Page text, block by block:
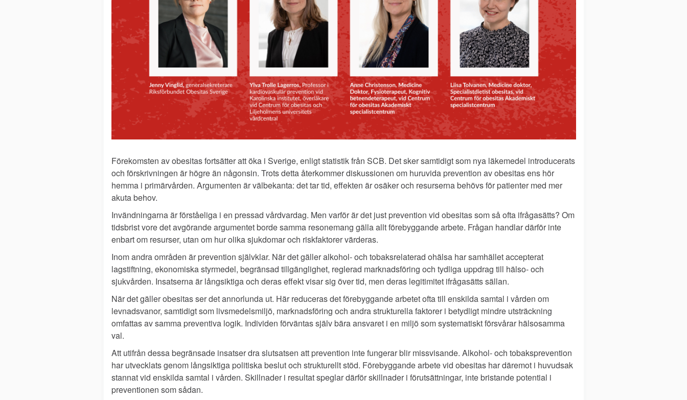
Förekomsten av obesitas fortsätter att öka i Sverige, enligt statistik från SCB. Det sker samtidigt som nya läkemedel introducerats
och förskrivningen är högre än någonsin. Trots detta återkommer diskussionen om huruvida prevention av obesitas ens hör
hemma i primärvården. Argumenten är välbekanta: det tar tid, effekten är osäker och resurserna behövs för patienter med mer
akuta behov.
Invändningarna är förståeliga i en pressad vårdvardag. Men varför är det just prevention vid obesitas som så ofta ifrågasätts? Om
tidsbrist vore det avgörande argumentet borde samma resonemang gälla allt förebyggande arbete. Frågan handlar därför inte
enbart om resurser, utan om hur olika sjukdomar och riskfaktorer värderas.
Inom andra områden är prevention självklar. När det gäller alkohol- och tobaksrelaterad ohälsa har samhället accepterat
lagstiftning, ekonomiska styrmedel, begränsad tillgänglighet, reglerad marknadsföring och tydliga uppdrag till hälso- och
sjukvården. Insatserna är långsiktiga och deras effekt visar sig över tid, men deras legitimitet ifrågasätts sällan.
När det gäller obesitas ser det annorlunda ut. Här reduceras det förebyggande arbetet ofta till enskilda samtal i vården om
levnadsvanor, samtidigt som livsmedelsmiljö, marknadsföring och andra strukturella faktorer i betydligt mindre utsträckning
omfattas av samma preventiva logik. Individen förväntas själv bära ansvaret i en miljö som systematiskt försvårar hälsosamma
val.
Att utifrån dessa begränsade insatser dra slutsatsen att prevention inte fungerar blir missvisande. Alkohol- och tobaksprevention
har utvecklats genom långsiktiga politiska beslut och strukturellt stöd. Förebyggande arbete vid obesitas har däremot i huvudsak
stannat vid enskilda samtal i vården. Skillnader i resultat speglar därför skillnader i förutsättningar, inte bristande potential i
preventionen som sådan.